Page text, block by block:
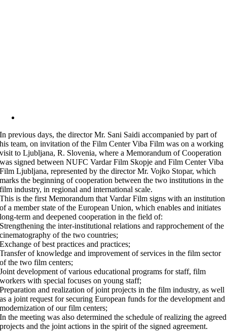
In previous days, the director Mr. Sani Saidi accompanied by part of
his team, on invitation of the Film Center Viba Film was on a working
visit to Ljubljana, R. Slovenia, where a Memorandum of Cooperation
was signed between NUFC Vardar Film Skopje and Film Center Viba
Film Ljubljana, represented by the director Mr. Vojko Stopar, which
marks the beginning of cooperation between the two institutions in the
film industry, in regional and international scale.
This is the first Memorandum that Vardar Film signs with an institution
of a member state of the European Union, which enables and initiates
long-term and deepened cooperation in the field of:
Strengthening the inter-institutional relations and rapprochement of the
cinematography of the two countries;
Exchange of best practices and practices;
Transfer of knowledge and improvement of services in the film sector
of the two film centers;
Joint development of various educational programs for staff, film
workers with special focuses on young staff;
Preparation and realization of joint projects in the film industry, as well
as a joint request for securing European funds for the development and
modernization of our film centers;
In the meeting was also determined the schedule of realizing the agreed
projects and the joint actions in the spirit of the signed agreement.